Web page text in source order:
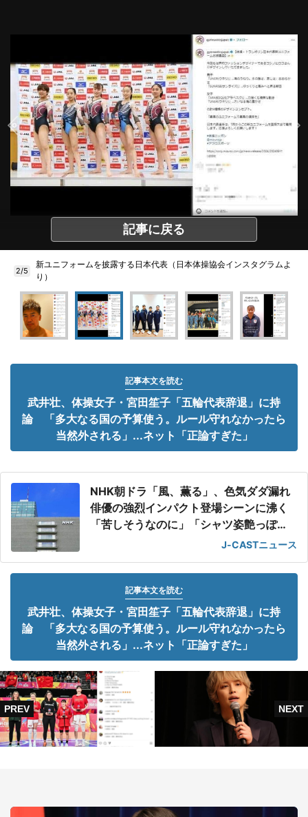
記事に戻る
2/5
新ユニフォームを披露する日本代表（日本体操協会インスタグラムよ
り）
記事本文を読む
武井壮、体操女子・宮田笙子「五輪代表辞退」に持
論 「多大なる国の予算使う。ルール守れなかったら
当然外される」...ネット「正論すぎた」
NHK朝ドラ「風、薫る」、色気ダダ漏れ
俳優の強烈インパクト登場シーンに沸く
「苦しそうなのに」「シャツ姿艶っぽ
J-CASTニュース
記事本文を読む
武井壮、体操女子・宮田笙子「五輪代表辞退」に持
論 「多大なる国の予算使う。ルール守れなかったら
当然外される」...ネット「正論すぎた」